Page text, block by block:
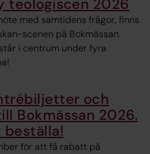
med samtidens frågor, finns
scenen på Bokmässan.
i centrum under fyra
och
Bokmässan 2026.
beställa!
för att få rabatt på